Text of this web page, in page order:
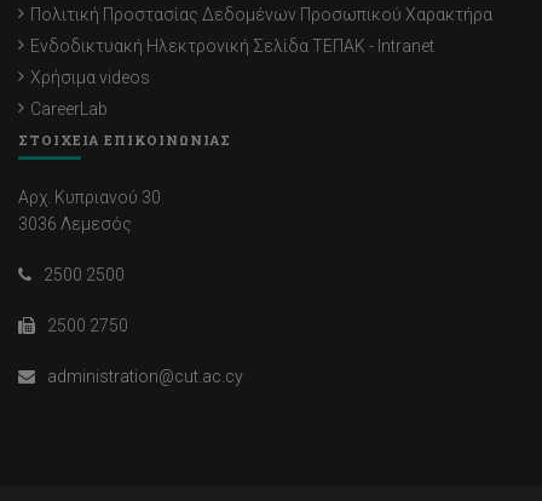
Πολιτική Προστασίας Δεδομένων Προσωπικού Χαρακτήρα
Ενδοδικτυακή Ηλεκτρονική Σελίδα ΤΕΠΑΚ - Intranet
Χρήσιμα videos
CareerLab
ΣΤΟΙΧΕΙΑ ΕΠΙΚΟΙΝΩΝΙΑΣ
Αρχ. Κυπριανού 30
3036 Λεμεσός
2500 2500
2500 2750
administration@cut.ac.cy